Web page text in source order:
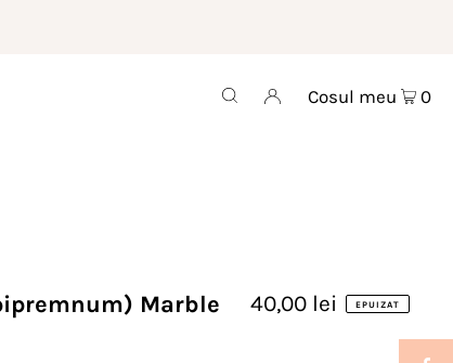
Cosul meu 0
Marble
40,00 lei EPUIZAT